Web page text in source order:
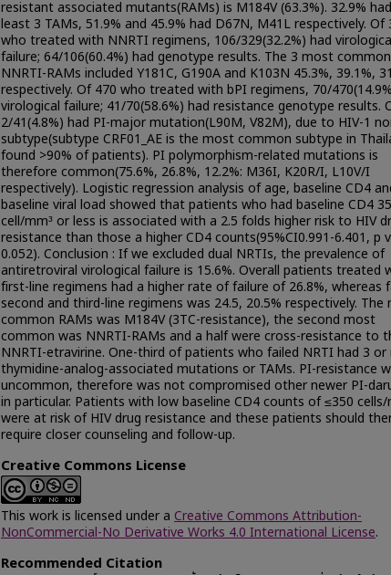
resistant associated mutants(RAMs) is M184V (63.3%). 32.9%
least 3 TAMs, 51.9% and 45.9% had D67N, M41L respectively. Of
who treated with NNRTI regimens, 106/329(32.2%) had
failure; 64/106(60.4%) had genotype results. The 3 most common
NNRTI-RAMs included Y181C, G190A and K103N 45.3%, 39.1%,
respectively. Of 470 who treated with bPI regimens, 70/
virological failure; 41/70(58.6%) had resistance genotype results.
2/41(4.8%) had PI-major mutation(L90M, V82M), due to HIV-1
subtype(subtype CRF01_AE is the most common subtype in
found >90% of patients). PI polymorphism-related mutations is
therefore common(75.6%, 26.8%, 12.2%: M36I, K20R/I, L10V/I
respectively). Logistic regression analysis of age, baseline CD4
baseline viral load showed that patients who had baseline CD4
cell/mm³ or less is associated with a 2.5 folds higher risk to HIV
resistance than those a higher CD4 counts(95%CI0.991-6.401, p
0.052). Conclusion : If we excluded dual NRTIs, the prevalence of
antiretroviral virological failure is 15.6%. Overall patients treated
first-line regimens had a higher rate of failure of 26.8%, whereas
second and third-line regimens was 24.5, 20.5% respectively. The
common RAMs was M184V (3TC-resistance), the second most
common was NNRTI-RAMs and a half were cross-resistance to
NNRTI-etravirine. One-third of patients who failed NRTI had 3 or
thymidine-analog-associated mutations or TAMs. PI-resistance
uncommon, therefore was not compromised other newer PI-
in particular. Patients with low baseline CD4 counts of ≤350 cells/
were at risk of HIV drug resistance and these patients should
require closer counseling and follow-up.
Creative Commons License
This work is licensed under a Creative Commons Attribution-
NonCommercial-No Derivative Works 4.0 International License.
Recommended Citation